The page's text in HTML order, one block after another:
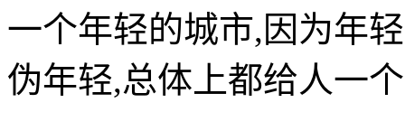
一个年轻的城市,因为年
伪年轻,总体上都给人一